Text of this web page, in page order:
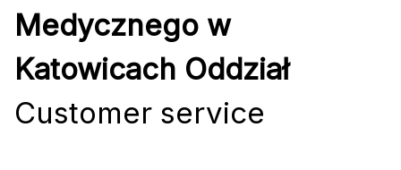
Medycznego w
Katowicach Oddział
Customer service